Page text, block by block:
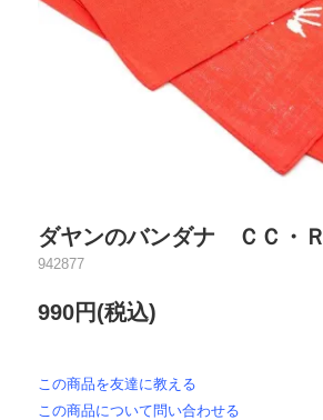
ダヤンのバンダナ ＣＣ・Ｒ
942877
990円(税込)
この商品を友達に教える
この商品について問い合わせる